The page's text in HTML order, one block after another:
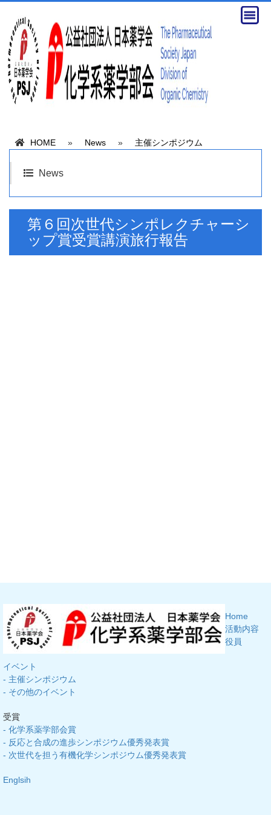
HOME » News » 主催シンポジウム
News
第６回次世代シンポレクチャーシ
ップ賞受賞講演旅行報告
Home
活動内容
役員
イベント
- 主催シンポジウム
- その他のイベント
受賞
- 化学系薬学部会賞
- 反応と合成の進歩シンポジウム優秀発表賞
- 次世代を担う有機化学シンポジウム優秀発表賞
Englsih